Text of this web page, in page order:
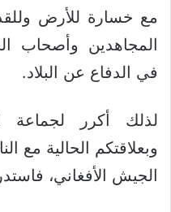
مع خسارة للأرض
المجاهدين وأصحاب
في الدفاع عن البلاد.
لذلك أكرر لجماعة
وبعلاقتكم الحالية
الجيش الأفغاني،